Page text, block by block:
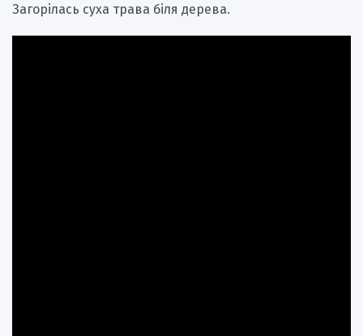
Загорілась суха трава біля дерева.